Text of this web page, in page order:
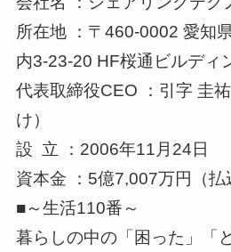
所在地 ：〒460-0002 愛知
内3-23-20 HF桜通ビルディ
代表取締役CEO ：引字 圭
け）
設 立 ：2006年11月24日
資本金 ：5億7,007万円（払
■～生活110番～
暮らしの中の「困った」「